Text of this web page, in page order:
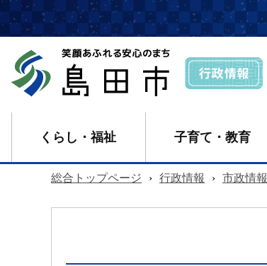
くらし・福祉 子育て・教育
総合トップページ › 行政情報 › 市政情報